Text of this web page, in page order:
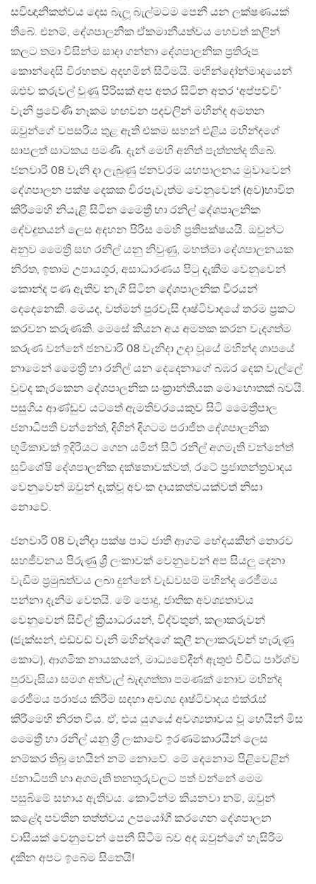
සවිඥානිකත්වය දෙස බැලූ බැල්මටම පෙනී යන ලක්ෂණයක්
තිබේ. එනම්, දේශපාලනික ඒකමානීයත්වය හෙවත් කලින්
කලට තමා විසින්ම සාදා ගන්නා දේශපාලනික ප්‍රතිරූප
කොන්දෙසි විරහතව අදහමින් සිටීමයි. මහින්දෝන්මාදයෙන්
ඔළුව කරුවල් වුණු පිරිසක් අප අතර සිටින අතර ‘අප්පච්චි’
වැනි ප්‍රවේණි නෑකම හඟවන පදවලින් මහින්ද අමතන
ඔවුන්ගේ වපසරිය තුළ ඇති එකම සහන් එළිය මහින්දගේ
සාපලත් සාටකය පමණි. දැන් මෙහි අනිත් පැත්තත්ද තිබේ.
ජනවාරි 08 වැනි දා ලැබුණු ජනවරම යහපාලනය මුවාවෙන්
දේශපාලන පක්ෂ දෙකක චිරපැවැත්ම වෙනුවෙන් (අව)භාවිත
කිරීමෙහි නියැළී සිටින මෛත්‍රී හා රනිල් දේශපාලනික
දේවදූතයන් ලෙස අදහන පිරිස මෙහි ප්‍රතිපක්ෂයයි. ඔවුන්ට
අනුව මෛත්‍රී සහ රනිල් යනු නිවුණු, මහත්මා දේශපාලනයක
නිරත, ඉතාම උපායශූර, අසාධාරණය පිටු දැකීම වෙනුවෙන්
කොන්ද පණ ඇතිව නැගී සිටින දේශපාලනික වීරයන්
දෙදෙනෙකි. මෙයද, වත්මන් පුරවැසි දෘෂ්ටිවාදයේ තරම ප්‍රකට
කරවන කරුණකි. මෙසේ කියන අය අමතක කරන වැදගත්ම
කරුණ වන්නේ ජනවාරි 08 වැනිදා උදා වූයේ මහින්ද ශාපයේ
නාමෙන් මෛත්‍රී හා රනිල් යන දෙදෙනාගේ බඹර දෙක වැල්ලේ
වුවද කැරකෙන දේශපාලනික සංක්‍රාන්තියක මොහොතක් බවයි.
පසුගිය ආණ්ඩුව යටතේ ඇමතිවරයෙකුව සිටි මෛත්‍රීපාල
ජනාධිපති වන්නේත්, දිගින් දිගටම පරාජිත දේශපාලනික
භූමිකාවක් ඉදිරියට ගෙන යමින් සිටි රනිල් අගමැති වන්නේත්
සුවිශේෂි දේශපාලනික දක්ෂතාවක්වත්, රටේ ප්‍රජාතන්ත්‍රවාදය
වෙනුවෙන් ඔවුන් දැක්වූ අවංක දායකත්වයක්වත් නිසා
නොවේ.
ජනවාරි 08 වැනිදා පක්ෂ පාට ජාති ආගම් භේදයකින් තොරව
සහජීවනය පිරුණු ශ්‍රී ලංකාවක් වෙනුවෙන් අප සියලු දෙනා
වැඩිම ප්‍රමුඛත්වය ලබා දුන්නේ වැඩවසම් මහින්ද රෙජීමය
පන්නා දැනීම වෙතයි. මේ පොදු, ජාතික අවශ්‍යතාවය
වෙනුවෙන් සිවිල් ක්‍රියාධරයන්, විද්වතුන්, කලාකරුවන්
(ජැක්සන්, එඩ්වඩ් වැනි මහින්දගේ කුලී නලාකරුවන් හැරුණු
කොට), ආගමික නායකයන්, මාධ්‍යවේදීන් ඇතුළු විවිධ පාර්ශ්ව
පුරවැසියා සමග අත්වැල් බැඳගත්තා පමණක් නොව මහින්ද
රෙජීමය පරාජය කිරීම සඳහා අවශ්‍ය දෘෂ්ටිවාදය එක්රැස්
කිරීමෙහි නිරත විය. ඒ, එය යුගයේ අවශ්‍යතාවය වූ හෙයින් මිස
මෛත්‍රී හා රනිල් යනු ශ්‍රී ලංකාවේ ඉරණම්කාරයින් ලෙස
නම්කර තිබූ හෙයින් නම් නොවේ. මේ දෙනොම පිළිවෙළින්
ජනාධිපති හා අගමැති තනතුරුවලට පත් වන්නේ මෙම
පසුබිමේ සහාය ඇතිවය. කොටින්ම කියනවා නම්, ඔවුන්
කළේද පවතින තත්ත්වය උපයෝගී කරගෙන දේශපාලන
වාසියක් වෙනුවෙන් පෙනී සිටීම බව අද ඔවුන්ගේ හැසිරීම
දකින අපට ඉබේම සිතෙයි!